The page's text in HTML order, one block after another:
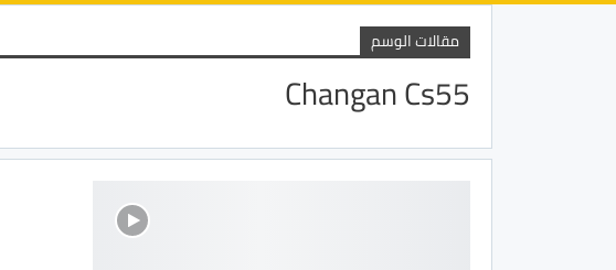
مقالات الوسم
Changan Cs55